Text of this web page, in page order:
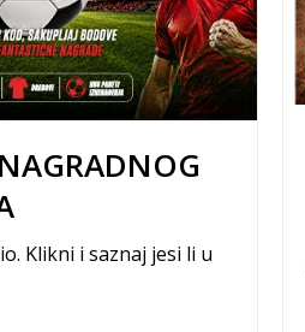
Klikni i saznaj jesi li u